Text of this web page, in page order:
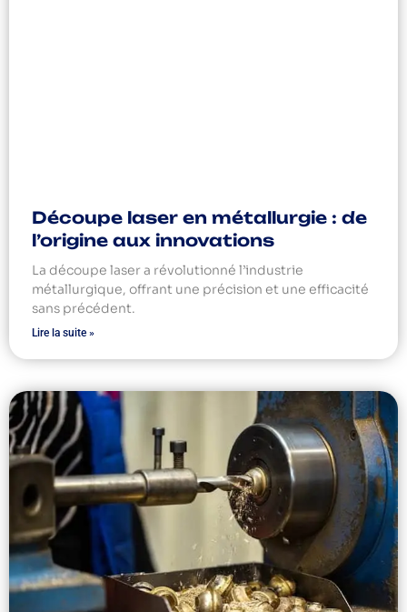
Découpe laser en métallurgie : de
l’origine aux innovations
La découpe laser a révolutionné l’industrie
métallurgique, offrant une précision et une efficacité
sans précédent.
Lire la suite »